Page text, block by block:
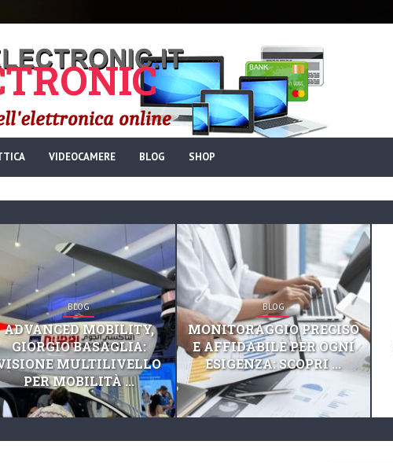
VIDEOCAMERE BLOG SHOP
BLOG
ADVANCED MOBILITY,
GIORGIO BASAGLIA:
MULTILIVELLO
PER MOBILITÀ ...
BLOG
MONITORAGGIO PRECISO
E AFFIDABILE PER OGNI
ESIGENZA: SCOPRI ...